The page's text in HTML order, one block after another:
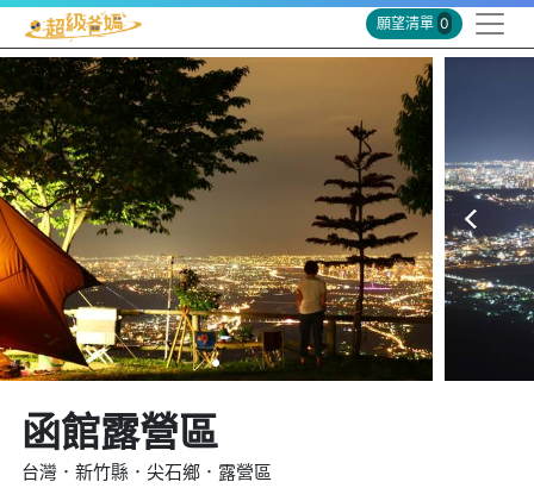
願望清單 0
函館露營區
台灣．新竹縣．尖石鄉．露營區